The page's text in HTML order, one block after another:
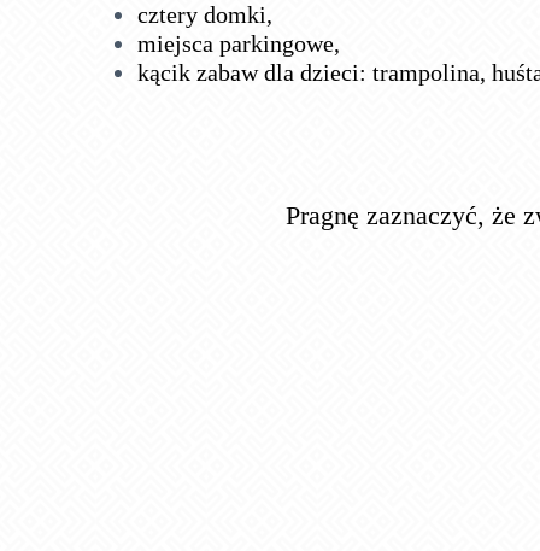
cztery domki,
miejsca parkingowe,
kącik zabaw dla dzieci: trampolina,
Pragnę zaznaczyć, że